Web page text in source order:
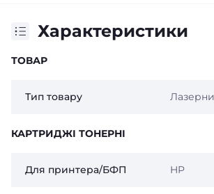
Характеристики
ТОВАР
Тип товару
КАРТРИДЖІ ТОНЕРНІ
Для принтера/БФП HP